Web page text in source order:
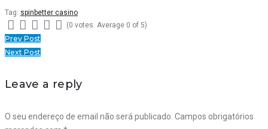
Tag: spinbetter casino
3
2
1
(0 votes. Average 0 of 5)
Navegação
de
artigos
Prev Post
Next Post
Leave a reply
O seu endereço de email não será publicado. Campos obrigatórios